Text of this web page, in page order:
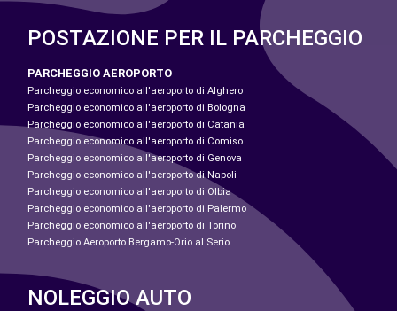
POSTAZIONE PER IL PARCHEGGIO
PARCHEGGIO AEROPORTO
Parcheggio economico all'aeroporto di Alghero
Parcheggio economico all'aeroporto di Bologna
Parcheggio economico all'aeroporto di Catania
Parcheggio economico all'aeroporto di Comiso
Parcheggio economico all'aeroporto di Genova
Parcheggio economico all'aeroporto di Napoli
Parcheggio economico all'aeroporto di Olbia
Parcheggio economico all'aeroporto di Palermo
Parcheggio economico all'aeroporto di Torino
Parcheggio Aeroporto Bergamo-Orio al Serio
NOLEGGIO AUTO